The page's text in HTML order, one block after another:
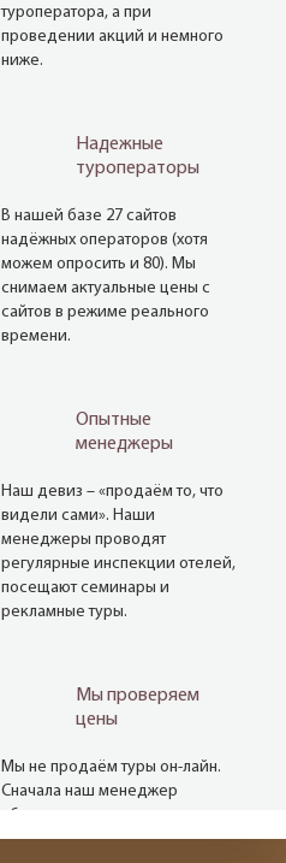
туроператора, а при
проведении акций и немного
ниже.
Надежные
туроператоры
В нашей базе 27 сайтов
надёжных операторов (хотя
можем опросить и 80). Мы
снимаем актуальные цены с
сайтов в режиме реального
времени.
Опытные
менеджеры
Наш девиз – «продаём то, что
видели сами». Наши
менеджеры проводят
регулярные инспекции отелей,
посещают семинары и
рекламные туры.
Мы проверяем
цены
Мы не продаём туры он-лайн.
Сначала наш менеджер
убедится в наличии тура по
указанной цене и только после